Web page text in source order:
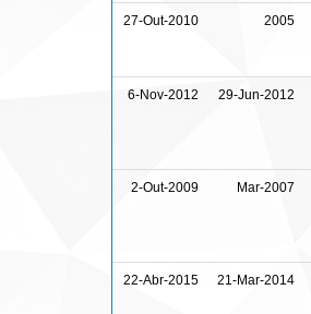
27-Out-2010 2005
6-Nov-2012 29-Jun-2012
2-Out-2009 Mar-2007
22-Abr-2015 21-Mar-2014